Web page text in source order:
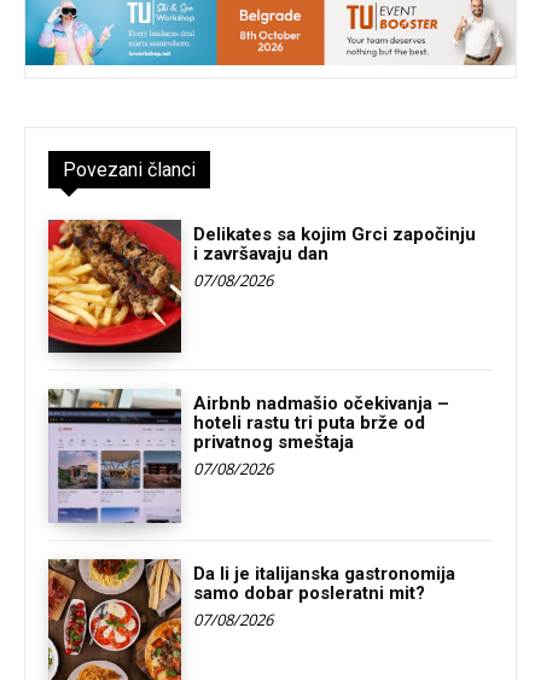
Povezani članci
Delikates sa kojim Grci započinju
i završavaju dan
07/08/2026
Airbnb nadmašio očekivanja –
hoteli rastu tri puta brže od
privatnog smeštaja
07/08/2026
Da li je italijanska gastronomija
samo dobar posleratni mit?
07/08/2026